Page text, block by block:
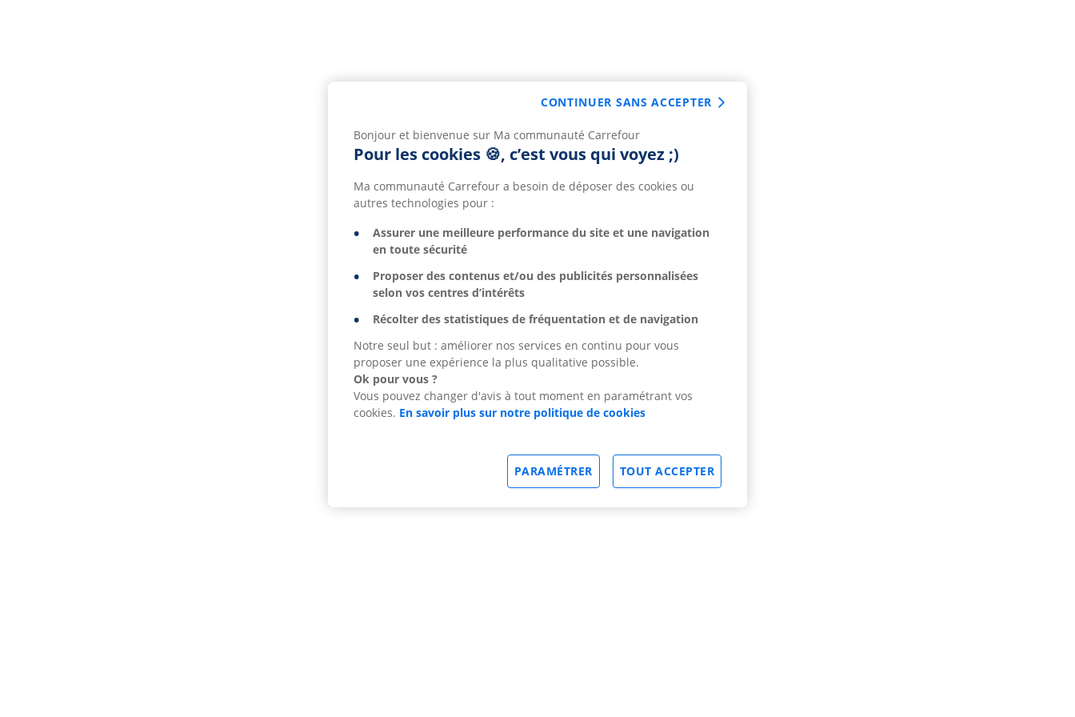
Bonjour et bienvenue sur Ma communauté Carrefour
Pour les cookies 🍪, c’est vous qui voyez ;)
Ma communauté Carrefour a besoin de déposer des cookies ou
autres technologies pour :
Assurer une meilleure performance du site et une navigation
en toute sécurité
Proposer des contenus et/ou des publicités personnalisées
selon vos centres d’intérêts
Récolter des statistiques de fréquentation et de navigation
Notre seul but : améliorer nos services en continu pour vous
proposer une expérience la plus qualitative possible.
Ok pour vous ?
Vous pouvez changer d'avis à tout moment en paramétrant vos
cookies. En savoir plus sur notre politique de cookies
TOUT ACCEPTER
PARAMÉTRER
CONTINUER SANS ACCEPTER